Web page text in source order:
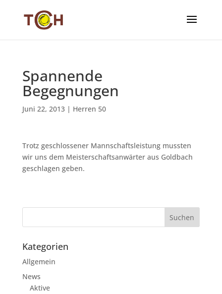
Spannende
Begegnungen
Juni 22, 2013| Herren 50
Trotz geschlossener Mannschaftsleistung mussten
wir uns dem Meisterschaftsanwärter aus Goldbach
geschlagen geben.
Kategorien
Allgemein
News
Aktive